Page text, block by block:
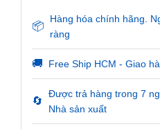
📦
Hàng hóa chính hãng.
ràng
🚚 Free Ship HCM - Giao
🔄
Được trả hàng trong 7
Nhà sản xuất